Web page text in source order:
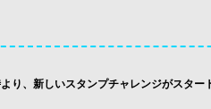
り、新しいスタンプチャレンジがスター